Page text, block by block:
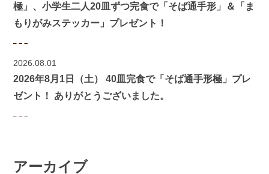
極」、小学生二人20皿ずつ完食で「そば通手形」＆「ま
もりがみステッカー」プレゼント！
2026.08.01
2026年8月1日（土） 40皿完食で「そば通手形極」プレ
ゼント！ ありがとうございました。
アーカイブ